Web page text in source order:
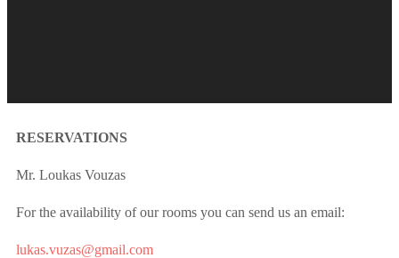
RESERVATIONS
Mr. Loukas Vouzas
For the availability of our rooms you can send us an email:
lukas.vuzas@gmail.com